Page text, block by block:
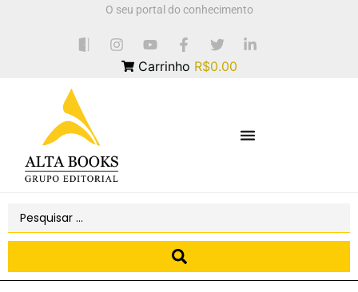
O seu portal do conhecimento
Carrinho R$0.00